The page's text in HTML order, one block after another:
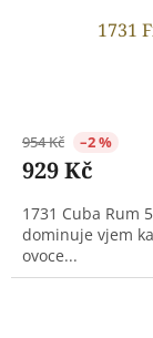
1731
954 Kč –2 %
929 Kč
1731 Cuba Rum
dominuje vjem
ovoce...